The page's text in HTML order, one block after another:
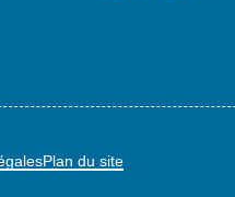
Plan du site